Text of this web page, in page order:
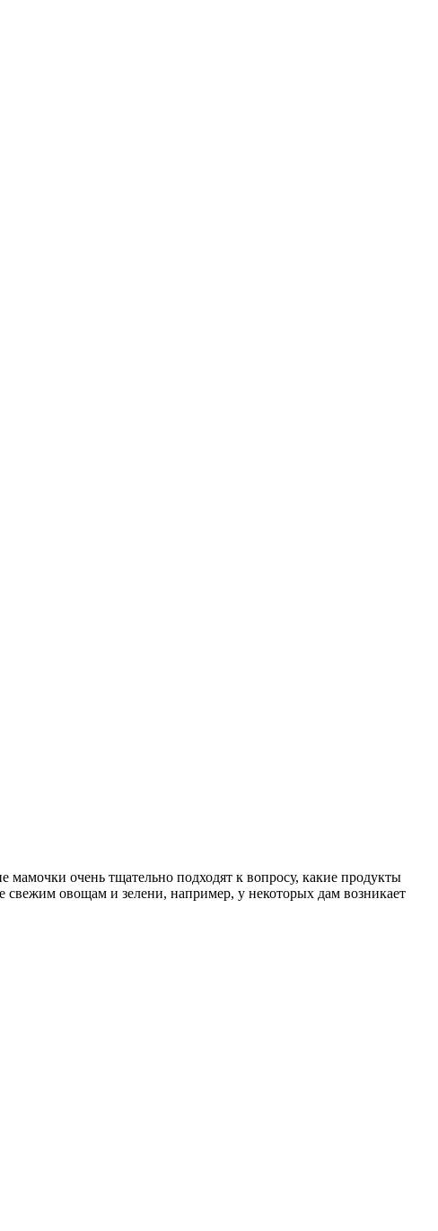
очень тщательно подходят к вопросу, какие продукты
свежим овощам и зелени, например, у некоторых дам возникает